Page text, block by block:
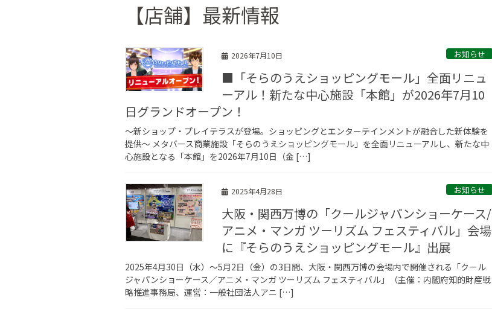
【店舗】最新情報
2026年7月10日 お知らせ
■「そらのうえショッピングモール」全面リニュ
ーアル！新たな中心施設「本館」が2026年7月10
日グランドオープン！
～新ショップ・プレイテラスが登場。ショッピングとエンターテインメントが融合した新体験を
提供～ メタバース商業施設「そらのうえショッピングモール」を全面リニューアルし、新たな中
心施設となる「本館」を2026年7月10日（金 […]
2025年4月28日 お知らせ
大阪・関西万博の「クールジャパンショーケース/
アニメ・マンガ ツーリズム フェスティバル」会場
に『そらのうえショッピングモール』出展
2025年4月30日（水）～5月2日（金）の3日間、大阪・関西万博の会場内で開催される「クール
ジャパンショーケース／アニメ・マンガ ツーリズム フェスティバル」（主催：内閣府知的財産戦
略推進事務局、運営：一般社団法人アニ […]